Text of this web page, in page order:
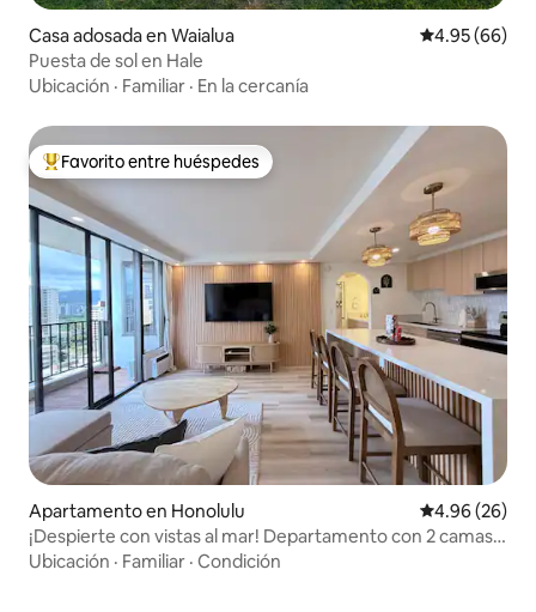
Casa adosada en Waialua Calificación
4.95 (66)
Puesta de sol en Hale
Ubicación · Familiar · En la cercanía
Favorito entre huéspedes preferido
Favorito entre huéspedes
Apartamento en Honolulu Calificación
4.96 (26)
¡Despierte con vistas al mar! Departamento con 2 camas
queen y estacionamiento gratuito
Ubicación · Familiar · Condición